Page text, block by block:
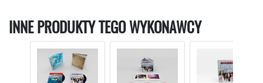
INNE PRODUKTY TEGO WYKONAWCY